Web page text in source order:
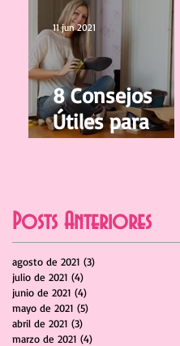
Crecer
8 Consejos
Útiles para
cuidar y limpiar
11 jun 2021
Posts Anteriores
agosto de 2021 (3)
julio de 2021 (4)
junio de 2021 (4)
mayo de 2021 (5)
abril de 2021 (3)
marzo de 2021 (4)